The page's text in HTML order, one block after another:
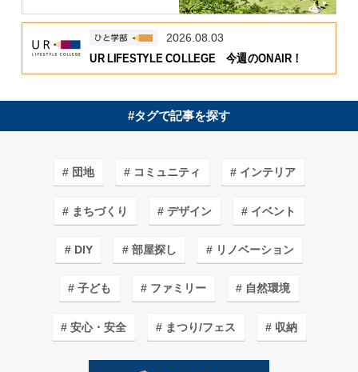
2026.08.03
UR LIFESTYLE COLLEGE 今週のONAIR！
#タグで記事を探す
団地 コミュニティ インテリア
まちづくり デザイン イベント
DIY 部屋探し リノベーション
子ども ファミリー 自然環境
安心・安全 まつり/フェス 収納